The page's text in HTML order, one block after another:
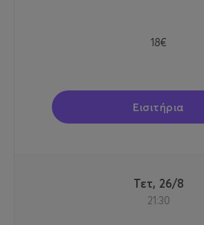
18€
Εισιτήρια
Τετ, 26/8
21:30